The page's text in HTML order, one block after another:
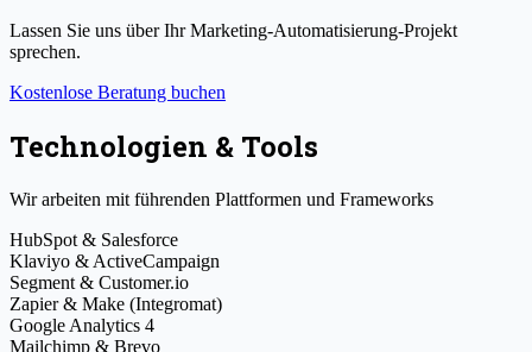
Lassen Sie uns über Ihr Marketing-Automatisierung-Projekt
sprechen.
Kostenlose Beratung buchen
Technologien & Tools
Wir arbeiten mit führenden Plattformen und Frameworks
HubSpot & Salesforce
Klaviyo & ActiveCampaign
Segment & Customer.io
Zapier & Make (Integromat)
Google Analytics 4
Mailchimp & Brevo